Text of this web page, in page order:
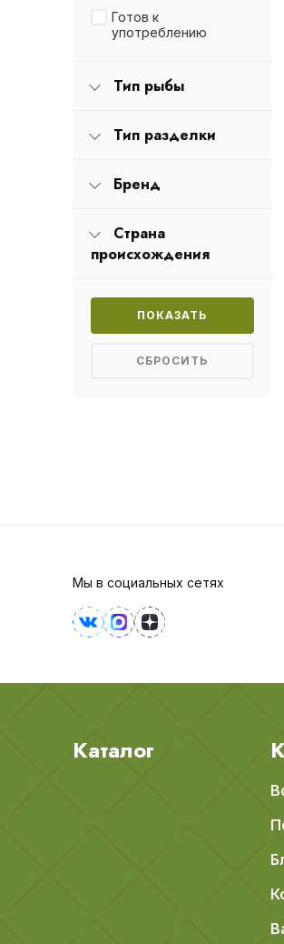
Готов к
употреблению
Тип рыбы
Тип разделки
Бренд
Страна
происхождения
Мы в социальных сетях
Каталог